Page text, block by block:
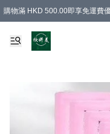
購物滿 HKD 500.00即享免運費